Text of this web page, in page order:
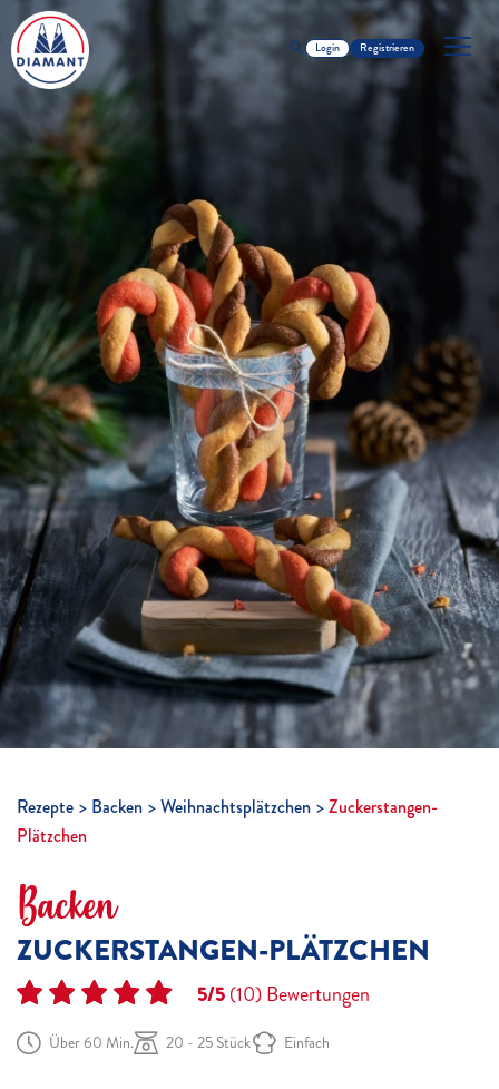
Login Registrieren
Rezepte Backen Weihnachtsplätzchen
Zuckerstangen-
Plätzchen
Backen
ZUCKERSTANGEN-PLÄTZCHEN
5/5(10)Bewertungen
Über 60 Min. 20 - 25 Stück Einfach